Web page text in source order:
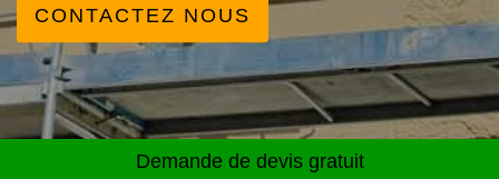
CONTACTEZ NOUS
Demande de devis gratuit